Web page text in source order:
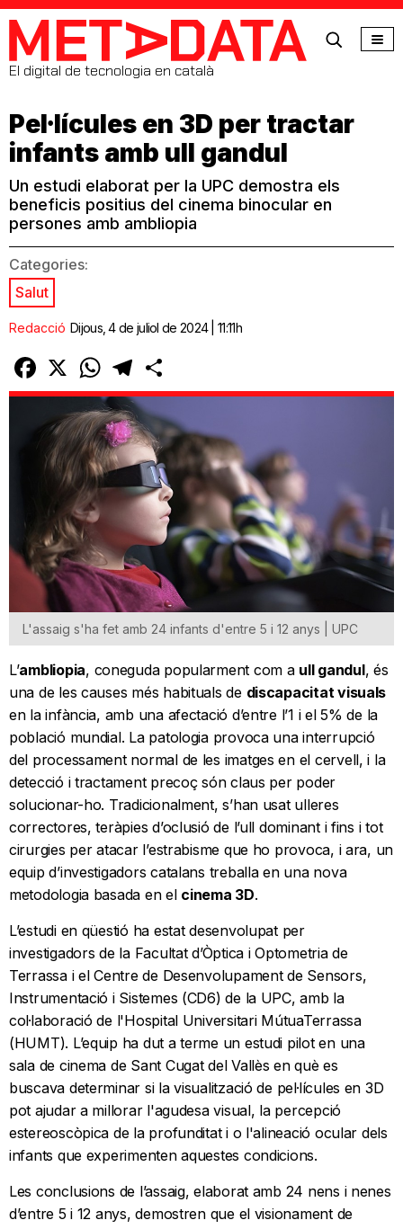
MetaData
El digital de tecnologia en català
Pel·lícules en 3D per tractar
infants amb ull gandul
Un estudi elaborat per la UPC demostra els
beneficis positius del cinema binocular en
persones amb ambliopia
Categories:
Salut
Redacció Dijous, 4 de juliol de 2024 | 11:11h
Facebook
X WhatsAppTelegram
L'assaig s'ha fet amb 24 infants d'entre 5 i 12 anys | UPC
L’ambliopia, coneguda popularment com a ull gandul, és
una de les causes més habituals de discapacitat visuals
en la infància, amb una afectació d’entre l’1 i el 5% de la
població mundial. La patologia provoca una interrupció
del processament normal de les imatges en el cervell, i la
detecció i tractament precoç són claus per poder
solucionar-ho. Tradicionalment, s’han usat ulleres
correctores, teràpies d’oclusió de l’ull dominant i fins i tot
cirurgies per atacar l’estrabisme que ho provoca, i ara, un
equip d’investigadors catalans treballa en una nova
metodologia basada en el cinema 3D.
L’estudi en qüestió ha estat desenvolupat per
investigadors de la Facultat d’Òptica i Optometria de
Terrassa i el Centre de Desenvolupament de Sensors,
Instrumentació i Sistemes (CD6) de la UPC, amb la
col·laboració de l'Hospital Universitari MútuaTerrassa
(HUMT). L’equip ha dut a terme un estudi pilot en una
sala de cinema de Sant Cugat del Vallès en què es
buscava determinar si la visualització de pel·lícules en 3D
pot ajudar a millorar l'agudesa visual, la percepció
estereoscòpica de la profunditat i o l'alineació ocular dels
infants que experimenten aquestes condicions.
Les conclusions de l’assaig, elaborat amb 24 nens i nenes
d’entre 5 i 12 anys, demostren que el visionament de